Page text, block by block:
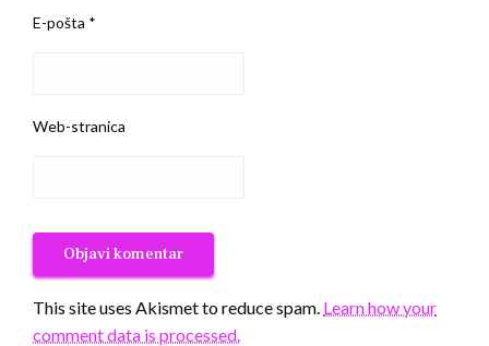
E-pošta *
Web-stranica
This site uses Akismet to reduce spam. Learn how your
comment data is processed.